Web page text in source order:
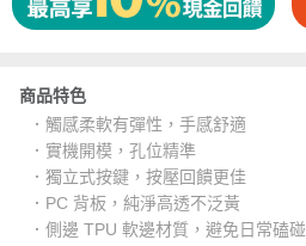
商品特色
．觸感柔軟有彈性，手感舒適
．實機開模，孔位精準
．獨立式按鍵，按壓回饋更佳
．PC 背板，純淨高透不泛黃
．側邊 TPU 軟邊材質，避免日常磕碰